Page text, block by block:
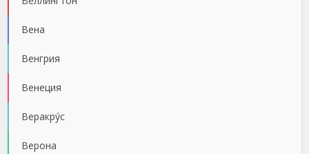
Вена
Венгрия
Венеция
Веракру́с
Верона